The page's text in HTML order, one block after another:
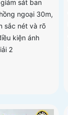
sát ban
ngoại 30m,
sắc nét và rõ
kiện ánh
2